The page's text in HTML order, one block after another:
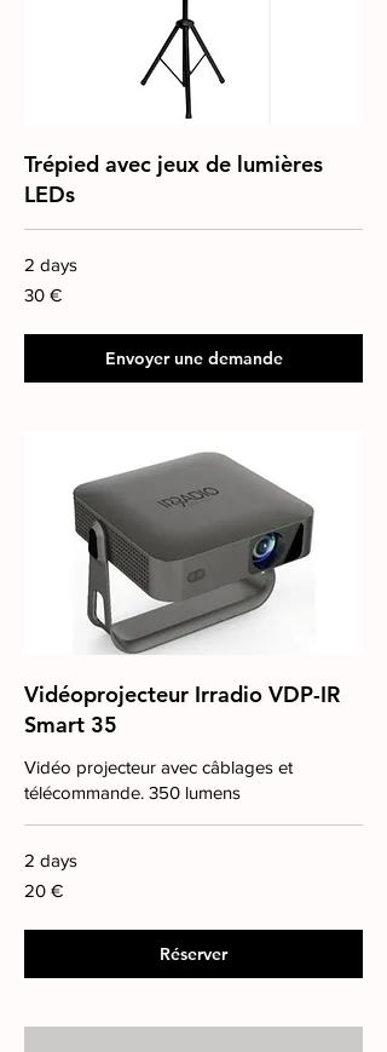
Trépied avec jeux de lumières
LEDs
2 days
30
euros
30 €
Envoyer une demande
Vidéoprojecteur Irradio VDP-IR
Smart 35
Vidéo projecteur avec câblages et
télécommande. 350 lumens
2 days
20
euros
20 €
Réserver